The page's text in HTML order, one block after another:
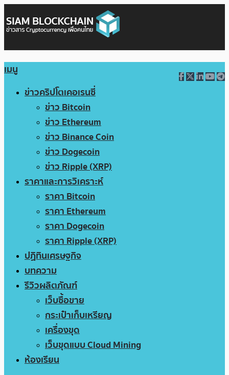
เมนู
ข่าวคริปโตเคอเรนซี่
ข่าว Bitcoin
ข่าว Ethereum
ข่าว Binance Coin
ข่าว Dogecoin
ข่าว Ripple (XRP)
ราคาและการวิเคราะห์
ราคา Bitcoin
ราคา Ethereum
ราคา Dogecoin
ราคา Ripple (XRP)
ปฏิทินเศรษฐกิจ
บทความ
รีวิวผลิตภัณฑ์
เว็บซื้อขาย
กระเป๋าเก็บเหรียญ
เครื่องขุด
เว็บขุดแบบ Cloud Mining
ห้องเรียน